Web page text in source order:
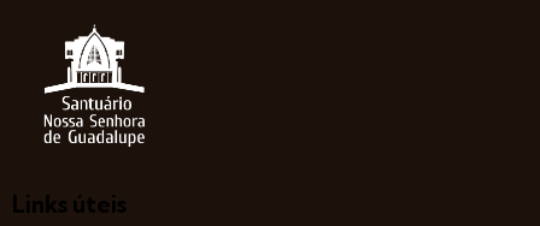
Links úteis